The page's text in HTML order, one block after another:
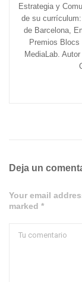
Estrategia y
de su
de Barcelona,
Premios Blocs
MediaLab.
Deja un
Your email
marked *